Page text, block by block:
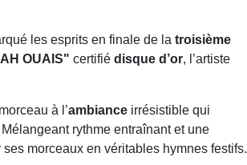
les esprits en finale de la troisième
OUAIS" certifié disque d’or, l’artiste
à l’ambiance irrésistible qui
Mélangeant rythme entraînant et une
morceaux en véritables hymnes festifs.